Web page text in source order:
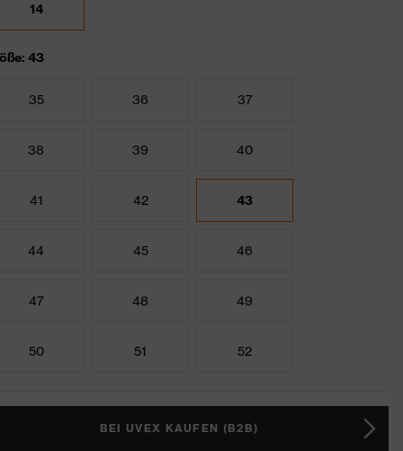
14
43
35 36 37
38 39 40
41 42 43
44 45 46
47 48 49
50 51 52
BEI UVEX KAUFEN (B2B)